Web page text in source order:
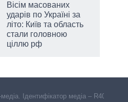
Вісім масованих
ударів по Україні за
літо: Київ та область
стали головною
ціллю рф
Ідентифікатор медіа – R40-